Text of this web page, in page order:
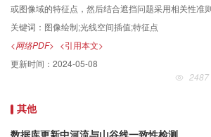
或图像域的特征点，然后结合遮挡问题采用相关性准
的特征点将光线空间分割成不同对象区域并进行插值
像绘制。实验结果表明，该方法能快速插值光线空间
据信噪比高、绘制的任意视点图像的主客观质量也较高
关键词： 图像绘制;光线空间插值;特征点
<网络PDF> <引用本文>
更新时间： 2024-05-08
2487
其他
数据库更新中河流与山谷线一致性检测